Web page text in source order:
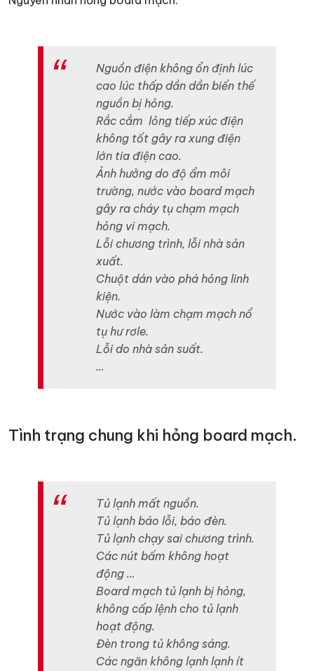
Nguồn điện không ổn định lúc
cao lúc thấp dần dần biến thế
nguồn bị hỏng.
Rắc cắm lỏng tiếp xúc điện
không tốt gây ra xung điện
lớn tia điện cao.
Ảnh hưởng do độ ẩm môi
trường, nước vào board mạch
gây ra cháy tụ chạm mạch
hỏng vi mạch.
Lỗi chương trình, lỗi nhà sản
xuất.
Chuột dán vào phá hỏng linh
kiện.
Nước vào làm chạm mạch nổ
tụ hư rơle.
Lỗi do nhà sản suất.
…
Tình trạng chung khi hỏng board mạch.
Tủ lạnh mất nguồn.
Tủ lạnh báo lỗi, báo đèn.
Tủ lạnh chạy sai chương trình.
Các nút bấm không hoạt
động …
Board mạch tủ lạnh bị hỏng,
không cấp lệnh cho tủ lạnh
hoạt động.
Đèn trong tủ không sáng.
Các ngăn không lạnh lạnh ít